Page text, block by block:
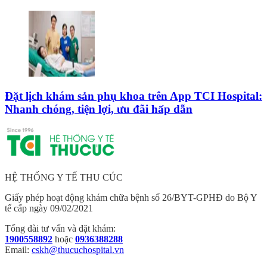
Đặt lịch khám sản phụ khoa trên App TCI Hospital:
Nhanh chóng, tiện lợi, ưu đãi hấp dẫn
HỆ THỐNG Y TẾ THU CÚC
Giấy phép hoạt động khám chữa bệnh số 26/BYT-GPHĐ do Bộ Y
tế cấp ngày 09/02/2021
Tổng đài tư vấn và đặt khám:
1900558892 hoặc 0936388288
Email: cskh@thucuchospital.vn